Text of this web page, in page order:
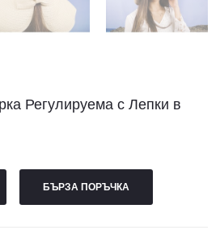
Регулируема с Лепки в
БЪРЗА ПОРЪЧКА